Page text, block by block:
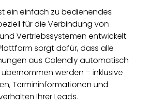
ein einfach zu bedienendes
für die Verbindung von
Vertriebssystemen entwickelt
sorgt dafür, dass alle
aus Calendly automatisch
werden – inklusive
Termininformationen und
Ihrer Leads.